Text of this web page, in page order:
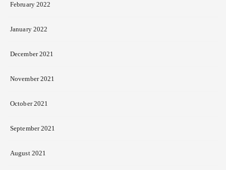
February 2022
January 2022
December 2021
November 2021
October 2021
September 2021
August 2021